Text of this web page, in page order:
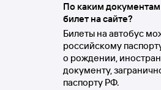
По каким
билет на сайте?
Билеты на автобус
российскому
о рождении,
документу,
паспорту РФ.